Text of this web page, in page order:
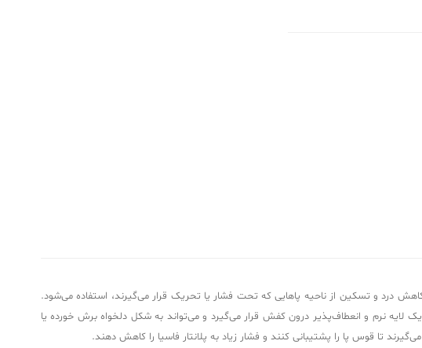
درد و تسکین از ناحیه پاهایی که تحت فشار یا تحریک قرار می‌گیرند، استفاده می‌شود.
لایه نرم و انعطاف‌پذیر درون کفش قرار می‌گیرد و می‌تواند به شکل دلخواه برش خورده یا
تا قوس پا را پشتیبانی کنند و فشار زیاد به پلانتار فاسیا را کاهش دهند.